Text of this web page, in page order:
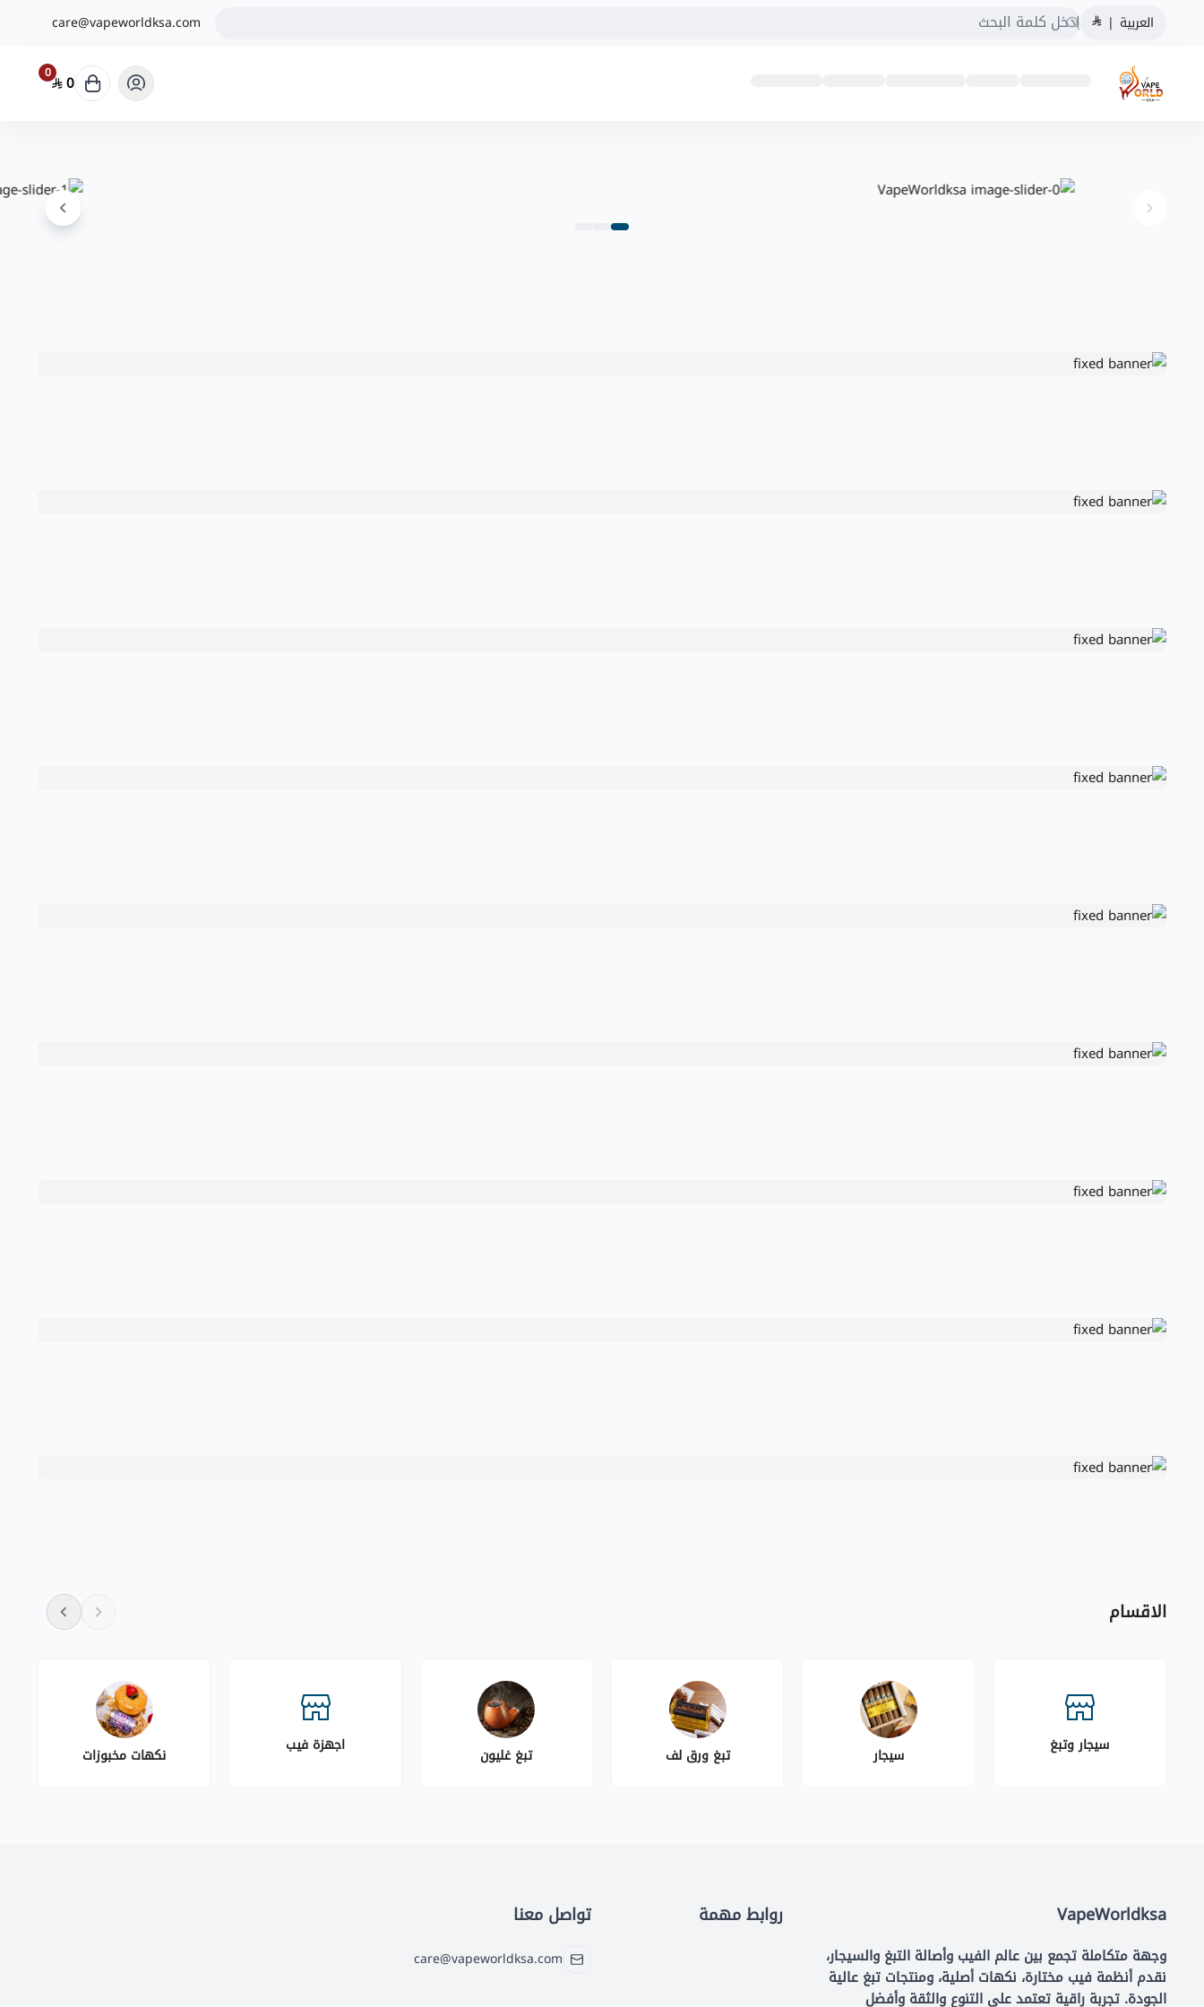
العربية |
care@vapeworldksa.com
VapeWorldksa
0 0
الاقسام
سيجار وتبغ سيجار تبغ ورق لف تبغ غليون اجهزة فيب نكهات مخبوزات
VapeWorldksa
وجهة متكاملة تجمع بين عالم الفيب وأصالة التبغ والسيجار،
نقدم أنظمة فيب مختارة، نكهات أصلية، ومنتجات تبغ عالية
الجودة. تجربة راقية تعتمد على التنوع والثقة وأفضل
روابط مهمة تواصل معنا
care@vapeworldksa.com